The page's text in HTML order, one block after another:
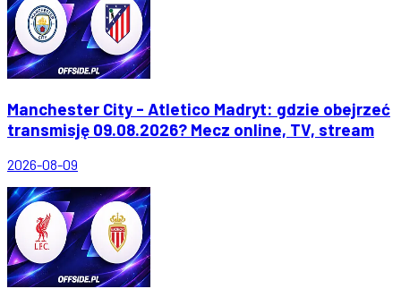
Manchester City - Atletico Madryt: gdzie obejrzeć
transmisję 09.08.2026? Mecz online, TV, stream
2026-08-09